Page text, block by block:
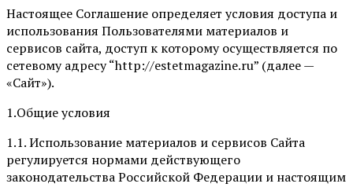
Настоящее Соглашение определяет условия доступа и
использования Пользователями материалов и
сервисов сайта, доступ к которому осуществляется по
сетевому адресу “http://estetmagazine.ru” (далее —
«Сайт»).
1.Общие условия
1.1. Использование материалов и сервисов Сайта
регулируется нормами действующего
законодательства Российской Федерации и настоящим